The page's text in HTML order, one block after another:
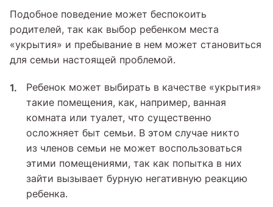
Подобное поведение может беспокоить
родителей, так как выбор ребенком места
«укрытия» и пребывание в нем может становиться
для семьи настоящей проблемой.
Ребенок может выбирать в качестве «укрытия»
такие помещения, как, например, ванная
комната или туалет, что существенно
осложняет быт семьи. В этом случае никто
из членов семьи не может воспользоваться
этими помещениями, так как попытка в них
зайти вызывает бурную негативную реакцию
ребенка.